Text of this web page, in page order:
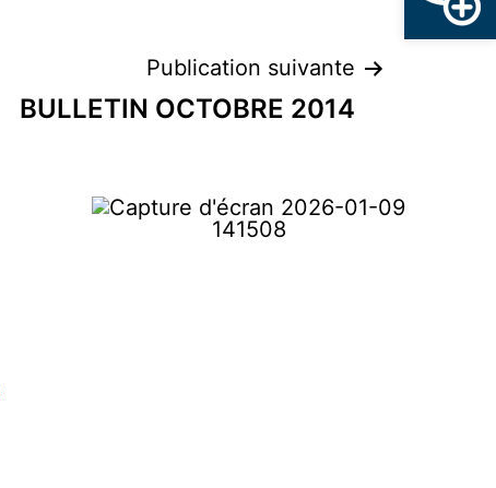
Publication suivante
BULLETIN OCTOBRE 2014